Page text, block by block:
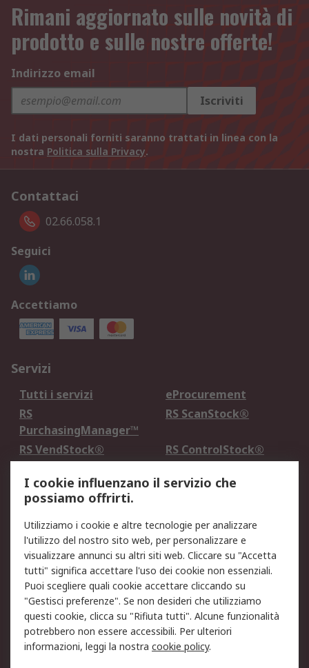
Rimani aggiornato sulle novità di
prodotto e sulle nostre offerte!
Indirizzo email
Iscriviti
I dati personali forniti saranno trattati in linea con la
nostra Politica sulla Privacy.
Contattaci
02.66.058.1
Seguici
Accettiamo
Servizi
Tutti i servizi
eProcurement
RS
PurchasingManager™
RS ScanStock®
RS VendStock®
RS ControlStock®
Legale
Informativa Cookie
Informativa Privacy -
Aggiornata
Email Security
Termini d'uso
Condizioni di vendita
Condizioni generali di
servizio
Etica e responsabilità
Chi Siamo
I cookie influenzano il servizio che
possiamo offrirti.
Utilizziamo i cookie e altre tecnologie per analizzare
l'utilizzo del nostro sito web, per personalizzare e
visualizzare annunci su altri siti web. Cliccare su "Accetta
tutti" significa accettare l'uso dei cookie non essenziali.
Puoi scegliere quali cookie accettare cliccando su
"Gestisci preferenze". Se non desideri che utilizziamo
questi cookie, clicca su "Rifiuta tutti". Alcune funzionalità
potrebbero non essere accessibili. Per ulteriori
informazioni, leggi la nostra cookie policy.